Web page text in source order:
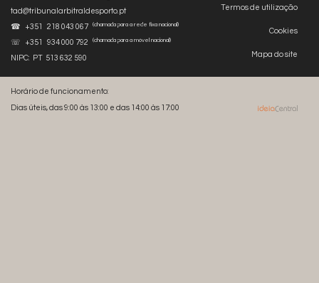
Termos de utilização
Cookies
Mapa do site
tad@tribunalarbitraldesporto.pt
☎ +351 218 043 067
(chamada para a rede fixa nacional)
☏ +351 934 000 792 (chamada para a móvel nacional)
NIPC: PT 513 632 590
Horário de funcionamento:
Dias úteis, das 9:00 às 13:00 e das 14:00 às 17:00